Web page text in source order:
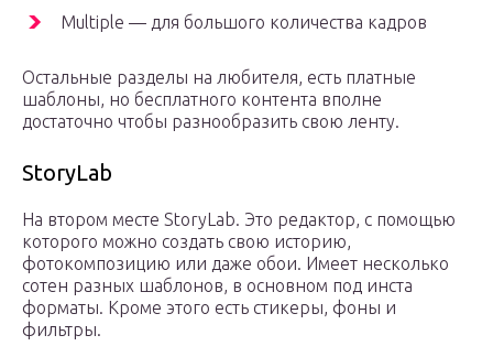
Multiple — для большого количества кадров
Остальные разделы на любителя, есть платные
шаблоны, но бесплатного контента вполне
достаточно чтобы разнообразить свою ленту.
StoryLab
На втором месте StoryLab. Это редактор, с помощью
которого можно создать свою историю,
фотокомпозицию или даже обои. Имеет несколько
сотен разных шаблонов, в основном под инста
форматы. Кроме этого есть стикеры, фоны и
фильтры.